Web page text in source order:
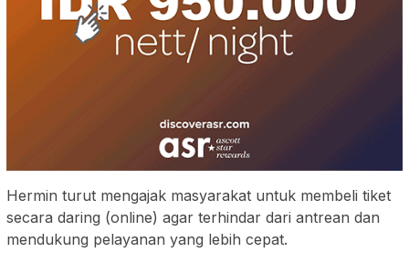
Hermin turut mengajak masyarakat untuk membeli tiket
secara daring (online) agar terhindar dari antrean dan
mendukung pelayanan yang lebih cepat.